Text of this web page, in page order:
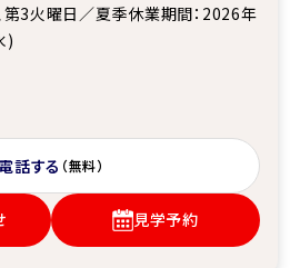
第3火曜日／夏季休業期間：2026年
)
話する （無料）
見学予約